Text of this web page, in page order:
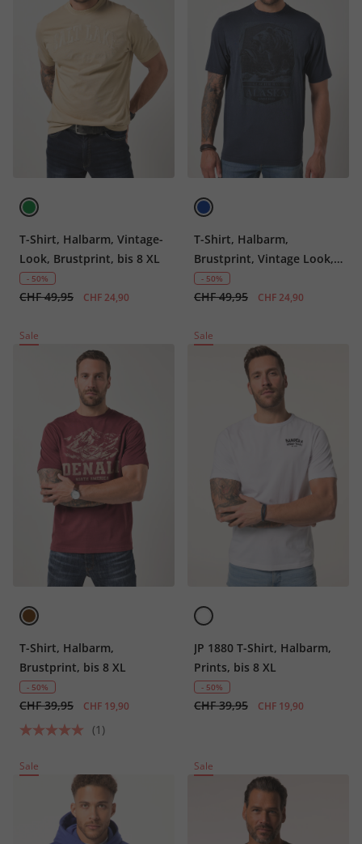
T-Shirt, Halbarm, Vintage-
Look, Brustprint, bis 8 XL
- 50%
CHF 49,95 CHF 24,90
T-Shirt, Halbarm,
Brustprint, Vintage Look,
bis 8 XL
- 50%
CHF 49,95 CHF 24,90
Sale
T-Shirt, Halbarm,
Brustprint, bis 8 XL
- 50%
CHF 39,95 CHF 19,90
(1)
Sale
JP 1880 T-Shirt, Halbarm,
Prints, bis 8 XL
- 50%
CHF 39,95 CHF 19,90
Sale Sale